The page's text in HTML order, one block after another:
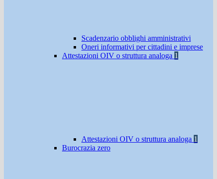
Scadenzario obblighi amministrativi
Oneri informativi per cittadini e imprese
Attestazioni OIV o struttura analoga 1
Attestazioni OIV o struttura analoga 1
Burocrazia zero